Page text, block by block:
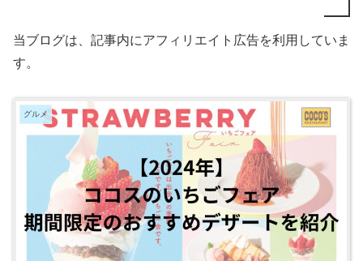
当ブログは、記事内にアフィリエイト広告を利用していま
す。
グルメ